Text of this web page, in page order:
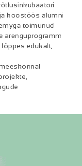
koostöös alumni
toimunud
arenguprogramm
edukalt,